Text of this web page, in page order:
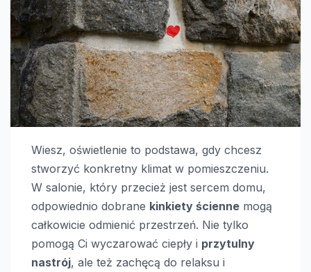
Wiesz, oświetlenie to podstawa, gdy chcesz
stworzyć konkretny klimat w pomieszczeniu.
W salonie, który przecież jest sercem domu,
odpowiednio dobrane kinkiety ścienne mogą
całkowicie odmienić przestrzeń. Nie tylko
pomogą Ci wyczarować ciepły i przytulny
nastrój, ale też zachęcą do relaksu i